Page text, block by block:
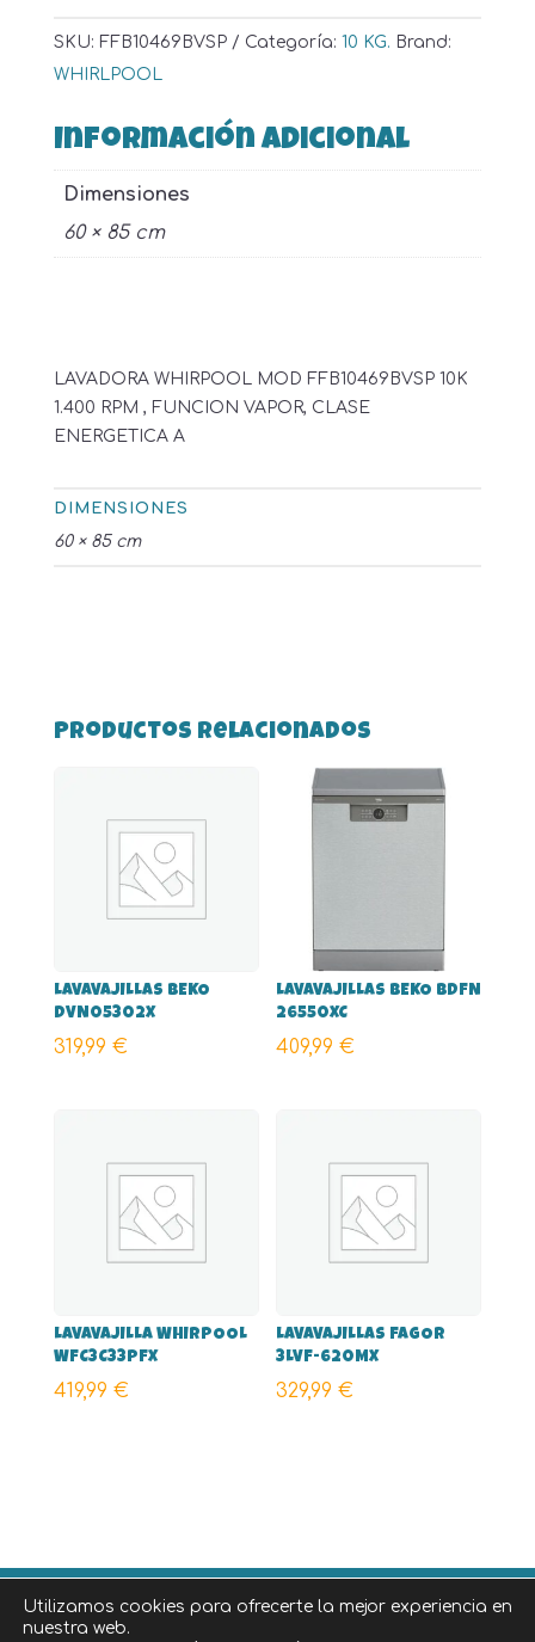
SKU: FFB10469BVSP Categoría: 10 KG. Brand:
WHIRLPOOL
Información adicional
Dimensiones
60 × 85 cm
LAVADORA WHIRPOOL MOD FFB10469BVSP 10K
1.400 RPM , FUNCION VAPOR, CLASE
ENERGETICA A
DIMENSIONES
60 × 85 cm
Productos relacionados
LAVAVAJILLAS BEKO
DVN05302X
319,99 €
LAVAVAJILLAS BEKO BDFN
26550XC
409,99€
LAVAVAJILLA WHIRPOOL
WFC3C33PFX
419,99 €
LAVAVAJILLAS FAGOR
3LVF-620MX
329,99€
©2026 Diseñado por iNova Cloud , una empresa de
Utilizamos cookies para ofrecerte la mejor experiencia en
nuestra web.